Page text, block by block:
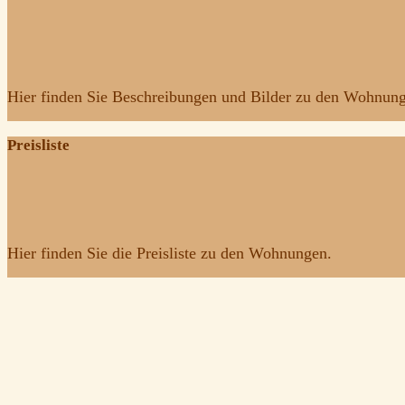
Hier finden Sie Beschreibungen und Bilder zu den
Preisliste
Hier finden Sie die Preisliste zu den Wohnungen.